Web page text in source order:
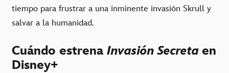
tiempo para frustrar a una inminente invasión Skrull y
salvar a la humanidad.
Cuándo estrena Invasión Secreta en
Disney+